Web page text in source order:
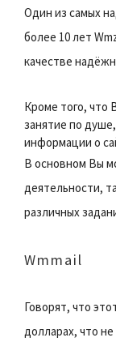
Один из самых
более 10 лет
качестве
Кроме того, что
занятие по
информации о
В основном Вы
деятельности,
различных
Wmmail
Говорят, что
долларах, что